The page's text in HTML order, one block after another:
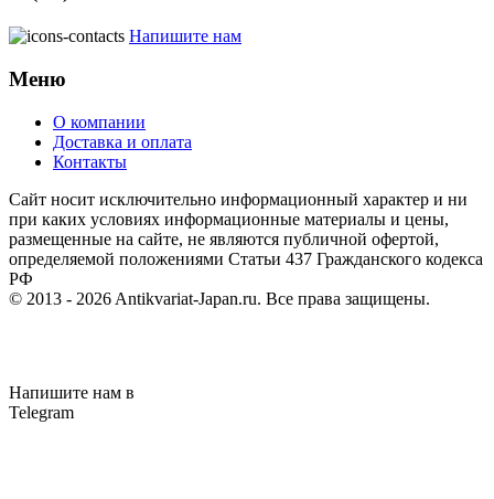
Напишите нам
Меню
О компании
Доставка и оплата
Контакты
Cайт носит исключительно информационный характер и ни
при каких условиях информационные материалы и цены,
размещенные на сайте, не являются публичной офертой,
определяемой положениями Статьи 437 Гражданского кодекса
РФ
© 2013 - 2026 Antikvariat-Japan.ru. Все права защищены.
Напишите нам в
Telegram